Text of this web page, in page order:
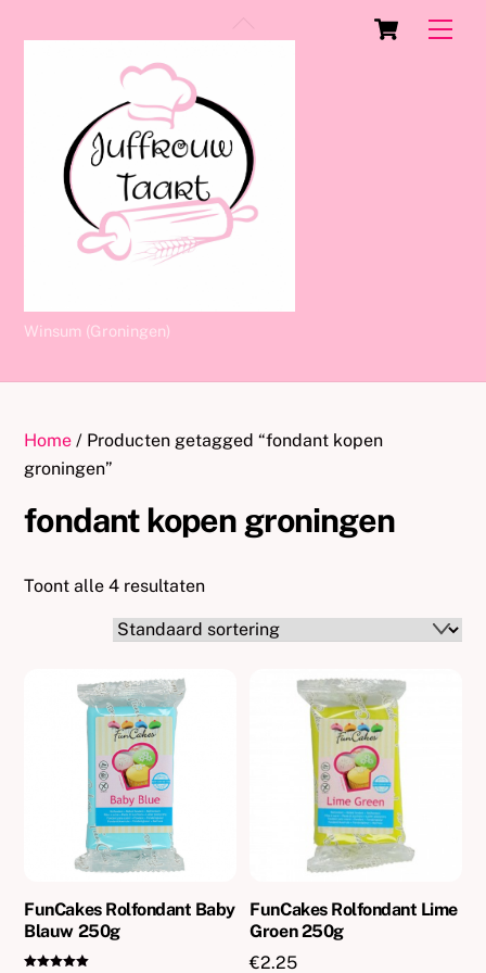
Cart
Winsum (Groningen)
Home / Producten getagged “fondant kopen
groningen”
fondant kopen groningen
Toont alle 4 resultaten
FunCakes Rolfondant Baby
Blauw 250g
FunCakes Rolfondant Lime
Groen 250g
€2.25
To